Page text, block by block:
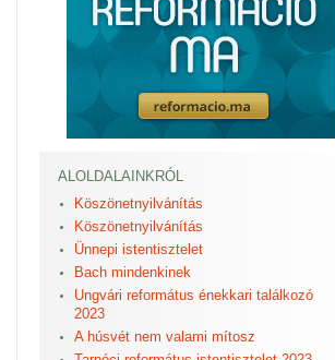
ALOLDALAINKRÓL
Köszönetnyilvánítás
Köszönetnyilvánítás
Ünnepi istentisztelet
Bach mindenkinek
Ungvári református énekkari találkozó
2023
A húsvét nem valami mítosz